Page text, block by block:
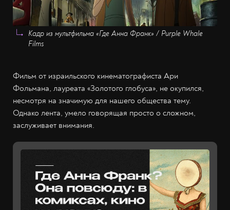
Кадр из мультфильма «Где Анна Франк» / Purple Whale
Films
Фильм от израильского кинематографиста Ари
Фольмана, лауреата «Золотого глобуса», не окупился,
несмотря на значимую для нашего общества тему.
Однако лента, умело говорящая просто о сложном,
заслуживает внимания.